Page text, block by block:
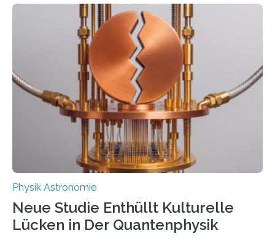
Messungen verwenden. Das hatte man jahrzehntelang
vermutet, weltweit war nach den passenden
Atomkern-Zuständen gesucht worden, 2024 gelang
einem Team der TU Wien mit Unterstützung
internationaler Partner der entscheidende Durchbruch:
Der lange diskutierte Thorium-Kernübergang wurde
gefunden. Kurz darauf konnte man zeigen, dass sich
Thorium tatsächlich nutzen lässt, um hochpräzise…
Physik Astronomie
Neue Studie Enthüllt Kulturelle
Lücken in Der Quantenphysik